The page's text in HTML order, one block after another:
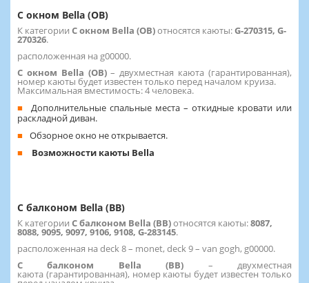
С окном Bella (OB)
К категории С окном Bella (OB)относятся каюты:G-270315, G-
270326.
расположенная на g00000.
С окном Bella (OB)– двухместная каюта (гарантированная),
номер каюты будет известен только перед началом круиза.
Максимальная вместимость: 4 человека.
Дополнительные спальные места – откидные кровати или
раскладной диван.
Обзорное окно не открывается.
Возможности каюты Bella
С балконом Bella (BB)
К категории С балконом Bella (BB)относятся каюты:8087,
8088, 9095, 9097, 9106, 9108, G-283145.
расположенная на deck 8 – monet, deck 9 – van gogh, g00000.
С балконом Bella (BB) – двухместная
каюта (гарантированная), номер каюты будет известен только